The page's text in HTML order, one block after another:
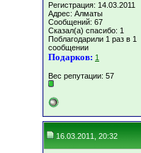
Регистрация: 14.03.2011
Адрес: Алматы
Сообщений: 67
Сказал(а) спасибо: 1
Поблагодарили 1 раз в 1
сообщении
Подарков: 1
Вес репутации: 57
16.03.2011, 20:32